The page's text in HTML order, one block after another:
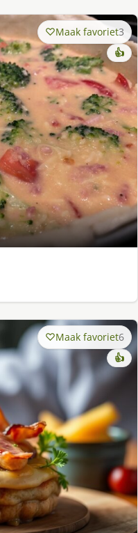
Maak favoriet3
👍
Maak favoriet6
👍